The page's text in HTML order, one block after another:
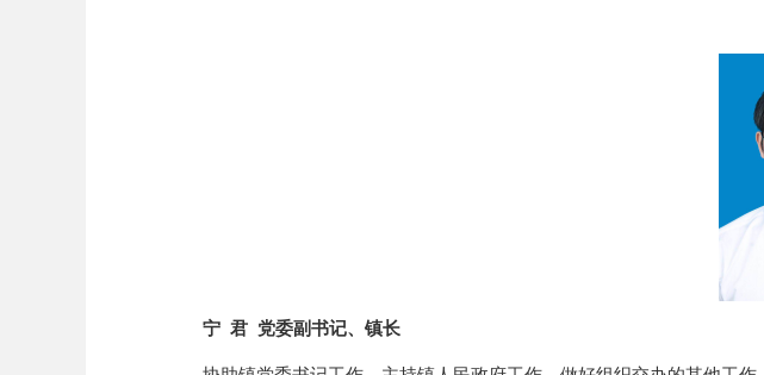
宁 君 党委副书记、镇长